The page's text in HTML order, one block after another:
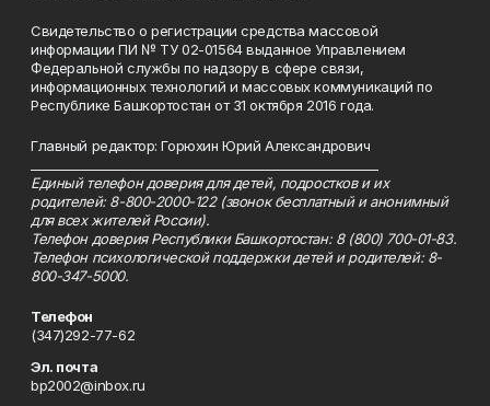
Свидетельство о регистрации средства массовой
информации ПИ № ТУ 02-01564 выданное Управлением
Федеральной службы по надзору в сфере связи,
информационных технологий и массовых коммуникаций по
Республике Башкортостан от 31 октября 2016 года.
Главный редактор: Горюхин Юрий Александрович
Единый телефон доверия для детей, подростков и их
родителей: 8-800-2000-122 (звонок бесплатный и анонимный
для всех жителей России).
Телефон доверия Республики Башкортостан: 8 (800) 700-01-83.
Телефон психологической поддержки детей и родителей: 8-
800-347-5000.
Телефон
(347)292-77-62
Эл. почта
bp2002@inbox.ru